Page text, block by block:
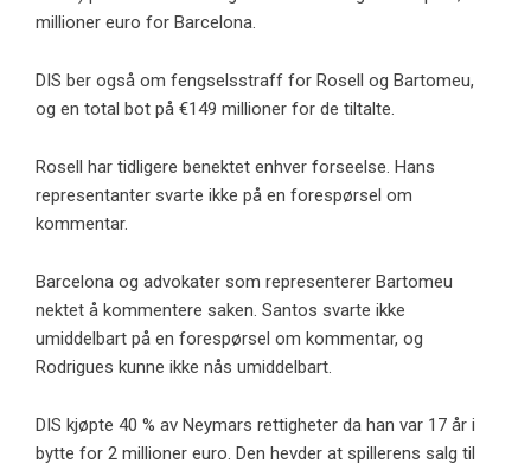
millioner euro for Barcelona.
DIS ber også om fengselsstraff for Rosell og Bartomeu,
og en total bot på €149 millioner for de tiltalte.
Rosell har tidligere benektet enhver forseelse. Hans
representanter svarte ikke på en forespørsel om
kommentar.
Barcelona og advokater som representerer Bartomeu
nektet å kommentere saken. Santos svarte ikke
umiddelbart på en forespørsel om kommentar, og
Rodrigues kunne ikke nås umiddelbart.
DIS kjøpte 40 % av Neymars rettigheter da han var 17 år i
bytte for 2 millioner euro. Den hevder at spillerens salg til